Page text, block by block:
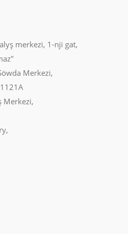
merkezi, 1-nji gat,
Merkezi,
Merkezi,